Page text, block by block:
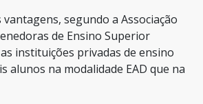
segundo a Associação
de Ensino Superior
instituições privadas de ensino
alunos na modalidade EAD que na